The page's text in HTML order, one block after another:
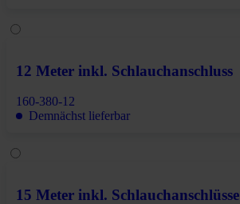
12 Meter inkl. Schlauchanschluss
160-380-12
Demnächst lieferbar
15 Meter inkl. Schlauchanschlüsse